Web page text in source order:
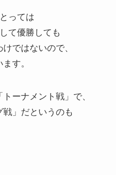
っては
て優勝しても
ではないので、
す。
ーナメント戦」で、
」だというのも